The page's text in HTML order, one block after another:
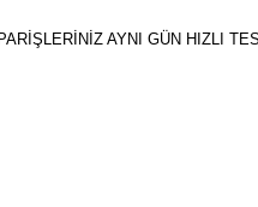
AYNI GÜN HIZLI